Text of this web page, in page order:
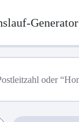
Generator